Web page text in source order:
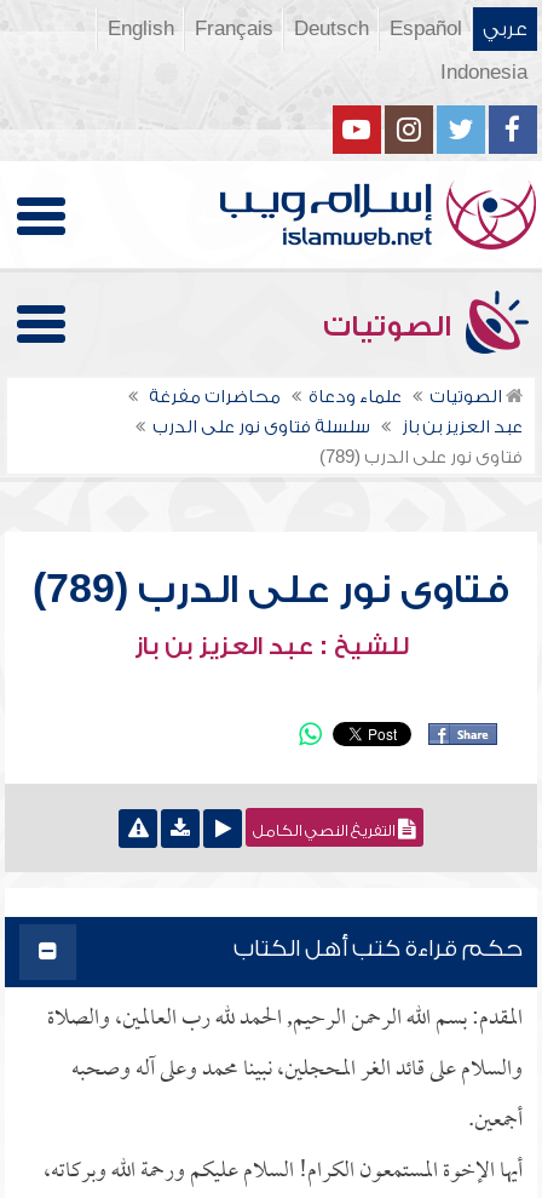
عربي Español
Deutsch
Français
English
Indonesia
الصوتيات
الصوتيات علماء ودعاة
محاضرات مفرغة
عبد العزيز بن باز
سلسلة فتاوى نور على الدرب
فتاوى نور على الدرب (789)
فتاوى نور على الدرب (789)
للشيخ : عبد العزيز بن باز
التفريغ النصي الكامل
حكم قراءة كتب أهل الكتاب
المقدم: بسم الله الرحمن الرحيم, الحمد لله رب العالمين، والصلاة
والسلام على قائد الغر المحجلين، نبينا محمد وعلى آله وصحبه
أجمعين.
أيها الإخوة المستمعون الكرام! السلام عليكم ورحمة الله وبركاته،